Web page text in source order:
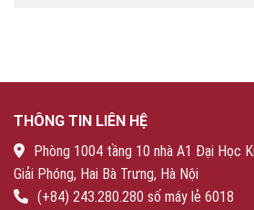
THÔNG TIN LIÊN HỆ
Phòng 1004 tầng 10 nhà A1 Đại Học
Giải Phóng, Hai Bà Trưng, Hà Nội
(+84) 243.280.280 số máy lẻ 6018